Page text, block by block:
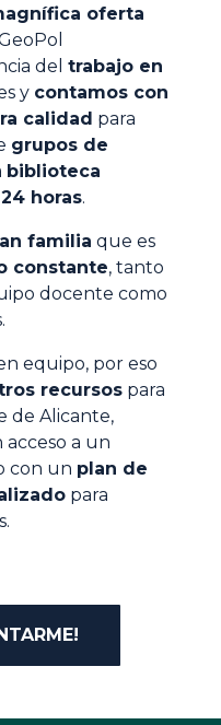
oferta
del trabajo en
y contamos con
calidad para
grupos de
biblioteca
horas.
familia que es
constante, tanto
docente como
equipo, por eso
recursos para
de Alicante,
a un
con un plan de
para